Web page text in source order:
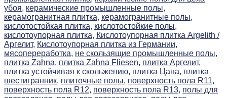
убоя, керамические промышленные полы,
керамогранитная плитка, керамогранитные полы,
кислотостойкая плитка, кислотостойкие полы,
кислотоупорная плитка, Кислотоупорная плитка Argelith /
Аргелит, Кислотоупорная плитка из Германии,
мясопереработка, не скользящие промышленные полы,
плитка Zahna, плитка Zahna Fliesen, плитка Аргелит,
плитка устойчивая к скольжению, плитка Цана, плитка
шестигранник, плиточные полы, поверхность пола R11,
поверхность пола R12, поверхность пола R13, полы для